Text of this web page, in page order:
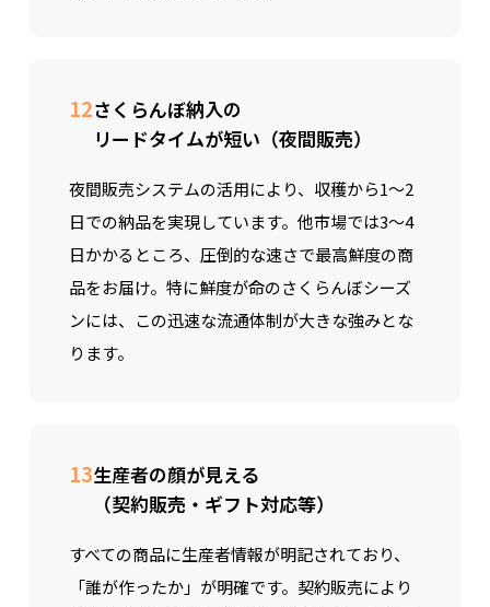
12さくらんぼ納入の
リードタイムが短い（夜間販売）
夜間販売システムの活用により、収穫から1～2
日での納品を実現しています。他市場では3～4
日かかるところ、圧倒的な速さで最高鮮度の商
品をお届け。特に鮮度が命のさくらんぼシーズ
ンには、この迅速な流通体制が大きな強みとな
ります。
13生産者の顔が見える
（契約販売・ギフト対応等）
すべての商品に生産者情報が明記されており、
「誰が作ったか」が明確です。契約販売により